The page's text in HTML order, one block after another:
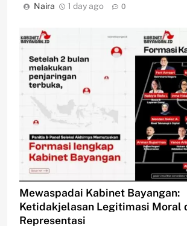
Naira 1 day ago 0
Mewaspadai Kabinet Bayangan:
Ketidakjelasan Legitimasi Moral
Representasi